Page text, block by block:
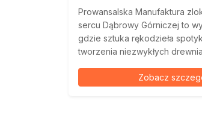
Prowansalska Manufaktura
sercu Dąbrowy Górniczej to
gdzie sztuka rękodzieła
tworzenia niezwykłych
Zobacz